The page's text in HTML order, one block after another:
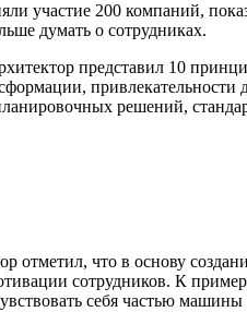
участие 200 компаний,
думать о сотрудниках.
представил 10
привлекательности
решений,
отметил, что в основу
сотрудников. К
себя частью